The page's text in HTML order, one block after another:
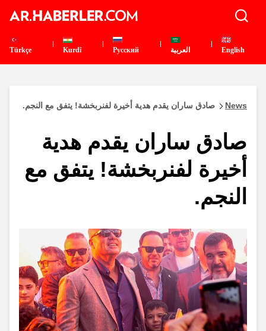
English العربية Pусский
Kurdî
Türkçe
News صادق ساران يقدم هدية أخيرة لفنربخشة! يتفق مع النجم.
صادق ساران يقدم هدية
أخيرة لفنربخشة! يتفق مع
النجم.